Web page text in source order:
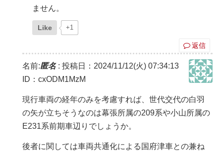
ません。
Like +1
返信
名前:匿名: 投稿日：2024/11/12(火) 07:34:13
ID：cxODM1MzM
現行車両の経年のみを考慮すれば、世代交代の白羽
の矢が立ちそうなのは幕張所属の209系や小山所属の
E231系前期車辺りでしょうか。
後者に関しては車両共通化による国府津車との兼ね